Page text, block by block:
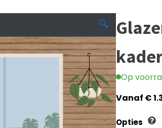
🔍
Op
Vanaf €
Opties